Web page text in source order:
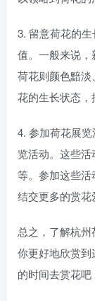
3. 留意荷花的
值。一般来说
荷花则颜色黯
花的生长状态，
4. 参加荷花展
览活动。这些
等。参加这些
结交更多的赏花
总之，了解杭
你更好地欣赏
的时间去赏花